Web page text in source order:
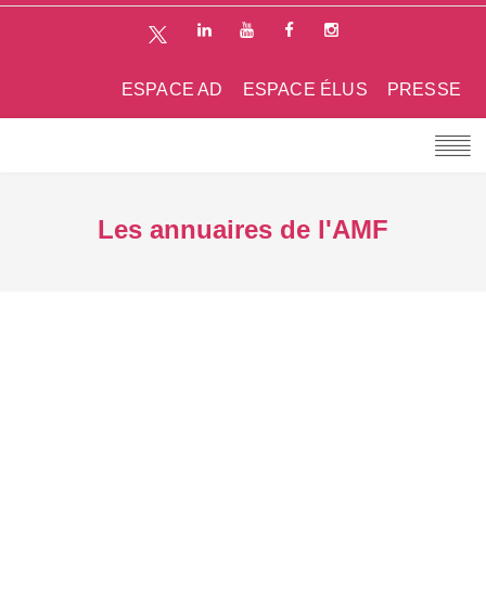
PRESSE
ESPACE ÉLUS
ESPACE AD
Les annuaires de l'AMF